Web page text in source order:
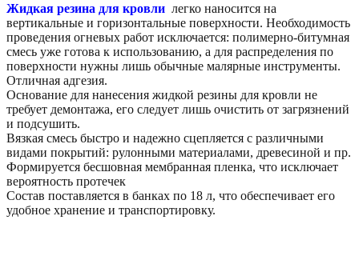
Жидкая резина для кровли легко наносится на
вертикальные и горизонтальные поверхности. Необходимость
проведения огневых работ исключается: полимерно-битумная
смесь уже готова к использованию, а для распределения по
поверхности нужны лишь обычные малярные инструменты.
Отличная адгезия.
Основание для нанесения жидкой резины для кровли не
требует демонтажа, его следует лишь очистить от загрязнений
и подсушить.
Вязкая смесь быстро и надежно сцепляется с различными
видами покрытий: рулонными материалами, древесиной и пр.
Формируется бесшовная мембранная пленка, что исключает
вероятность протечек
Состав поставляется в банках по 18 л, что обеспечивает его
удобное хранение и транспортировку.